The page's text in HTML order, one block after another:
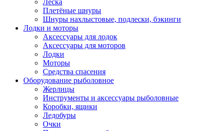
Леска
Плетёные шнуры
Шнуры нахлыстовые, подлески, бэкинги
Лодки и моторы
Аксессуары для лодок
Аксессуары для моторов
Лодки
Моторы
Средства спасения
Оборудование рыболовное
Жерлицы
Инструменты и аксессуары рыболовные
Коробки, ящики
Ледобуры
Очки